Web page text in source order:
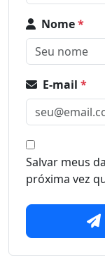
Nome*
E-mail *
Salvar meus
próxima vez